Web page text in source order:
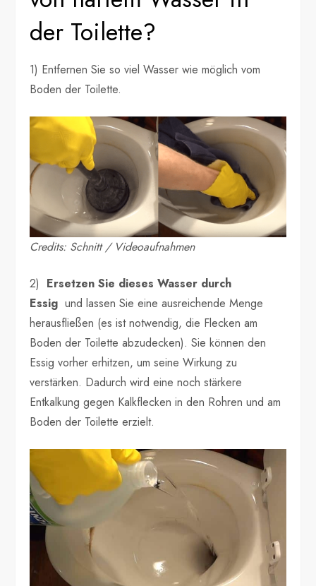
der Toilette?
1) Entfernen Sie so viel Wasser wie möglich vom
Boden der Toilette.
Credits: Schnitt / Videoaufnahmen
2) Ersetzen Sie dieses Wasser durch
Essig und lassen Sie eine ausreichende Menge
herausfließen (es ist notwendig, die Flecken am
Boden der Toilette abzudecken). Sie können den
Essig vorher erhitzen, um seine Wirkung zu
verstärken. Dadurch wird eine noch stärkere
Entkalkung gegen Kalkflecken in den Rohren und am
Boden der Toilette erzielt.